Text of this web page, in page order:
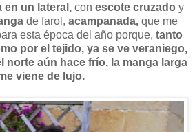
en un lateral, con escote cruzado y
de farol, acampanada, que me
esta época del año porque, tanto
por el tejido, ya se ve veraniego,
norte aún hace frío, la manga larga
viene de lujo.